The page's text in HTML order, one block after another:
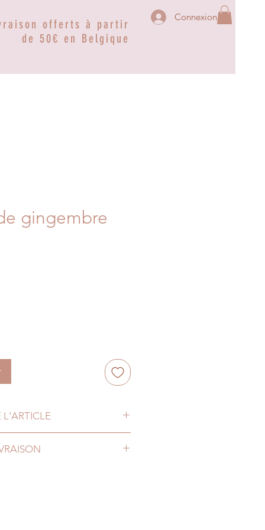
offerts à partir
de 50€ en Belgique
Connexion
gingembre
L'ARTICLE
au Luxembourg, au Pays-Bas et